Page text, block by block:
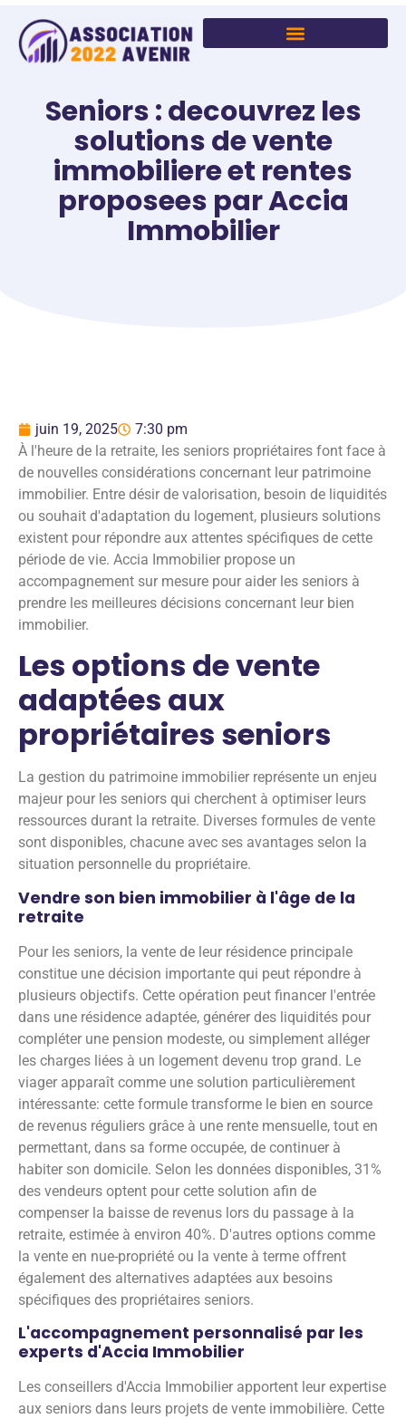
Seniors : decouvrez les
solutions de vente
immobiliere et rentes
proposees par Accia
Immobilier
juin 19, 2025
7:30 pm
À l'heure de la retraite, les seniors propriétaires font face à
de nouvelles considérations concernant leur patrimoine
immobilier. Entre désir de valorisation, besoin de liquidités
ou souhait d'adaptation du logement, plusieurs solutions
existent pour répondre aux attentes spécifiques de cette
période de vie. Accia Immobilier propose un
accompagnement sur mesure pour aider les seniors à
prendre les meilleures décisions concernant leur bien
immobilier.
Les options de vente
adaptées aux
propriétaires seniors
La gestion du patrimoine immobilier représente un enjeu
majeur pour les seniors qui cherchent à optimiser leurs
ressources durant la retraite. Diverses formules de vente
sont disponibles, chacune avec ses avantages selon la
situation personnelle du propriétaire.
Vendre son bien immobilier à l'âge de la
retraite
Pour les seniors, la vente de leur résidence principale
constitue une décision importante qui peut répondre à
plusieurs objectifs. Cette opération peut financer l'entrée
dans une résidence adaptée, générer des liquidités pour
compléter une pension modeste, ou simplement alléger
les charges liées à un logement devenu trop grand. Le
viager apparaît comme une solution particulièrement
intéressante: cette formule transforme le bien en source
de revenus réguliers grâce à une rente mensuelle, tout en
permettant, dans sa forme occupée, de continuer à
habiter son domicile. Selon les données disponibles, 31%
des vendeurs optent pour cette solution afin de
compenser la baisse de revenus lors du passage à la
retraite, estimée à environ 40%. D'autres options comme
la vente en nue-propriété ou la vente à terme offrent
également des alternatives adaptées aux besoins
spécifiques des propriétaires seniors.
L'accompagnement personnalisé par les
experts d'Accia Immobilier
Les conseillers d'Accia Immobilier apportent leur expertise
aux seniors dans leurs projets de vente immobilière. Cette